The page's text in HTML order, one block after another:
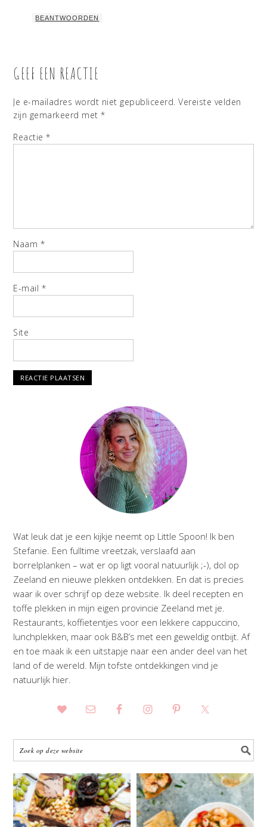
BEANTWOORDEN
GEEF EEN REACTIE
Je e-mailadres wordt niet gepubliceerd. Vereiste velden
zijn gemarkeerd met*
Reactie*
Naam *
E-mail *
Site
Wat leuk dat je een kijkje neemt op Little Spoon! Ik ben
Stefanie. Een fulltime vreetzak, verslaafd aan
borrelplanken – wat er op ligt vooral natuurlijk ;-), dol op
Zeeland en nieuwe plekken ontdekken. En dat is precies
waar ik over schrijf op deze website. Ik deel recepten en
toffe plekken in mijn eigen provincie Zeeland met je.
Restaurants, koffietentjes voor een lekkere cappuccino,
lunchplekken, maar ook B&B’s met een geweldig ontbijt. Af
en toe maak ik een uitstapje naar een ander deel van het
land of de wereld. Mijn tofste ontdekkingen vind je
natuurlijk hier.